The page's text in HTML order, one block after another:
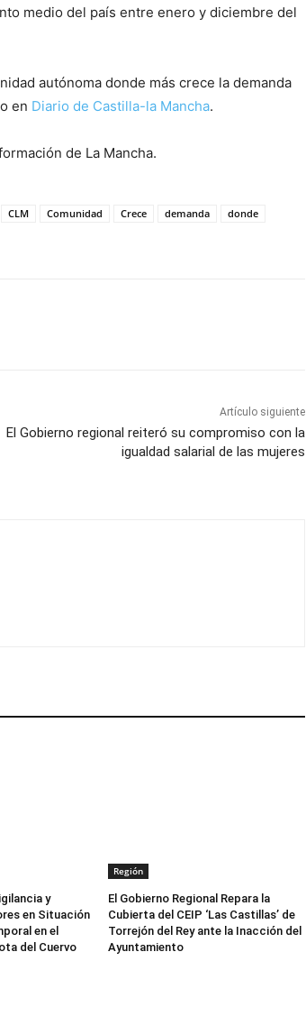
medio del país entre enero y diciembre del
autónoma donde más crece la demanda
en Diario de Castilla-la Mancha.
de La Mancha.
CLM Comunidad Crece demanda
donde
Artículo siguiente
El Gobierno regional reiteró su compromiso con la
igualdad salarial de las mujeres
y
en Situación
en el
del Cuervo
Región
El Gobierno Regional Repara la
Cubierta del CEIP ‘Las Castillas’ de
Torrejón del Rey ante la Inacción del
Ayuntamiento